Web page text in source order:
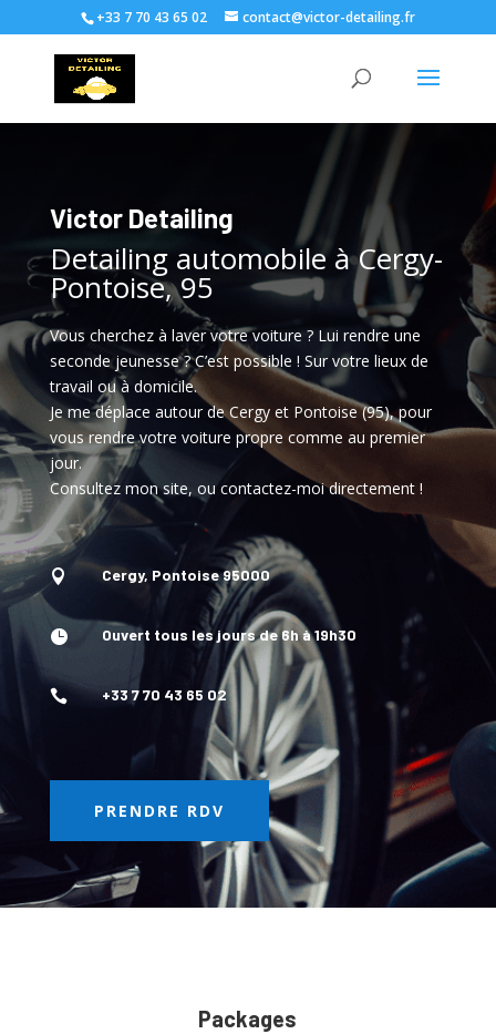
+33 7 70 43 65 02 contact@victor-detailing.fr
Victor Detailing
Detailing automobile à Cergy-
Pontoise, 95
Vous cherchez à laver votre voiture ? Lui rendre une
seconde jeunesse ? C’est possible ! Sur votre lieux de
travail ou à domicile.
Je me déplace autour de Cergy et Pontoise (95), pour
vous rendre votre voiture propre comme au premier
jour.
Consultez mon site, ou contactez-moi directement !
 Cergy, Pontoise 95000
 Ouvert tous les jours de 6h à 19h30
 +33 7 70 43 65 02
PRENDRE RDV
Packages